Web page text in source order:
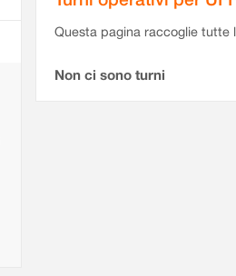
Questa pagina raccoglie tutte
Non ci sono turni